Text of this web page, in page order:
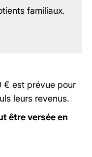
familiaux.
€ est prévue pour
leurs revenus.
être versée en